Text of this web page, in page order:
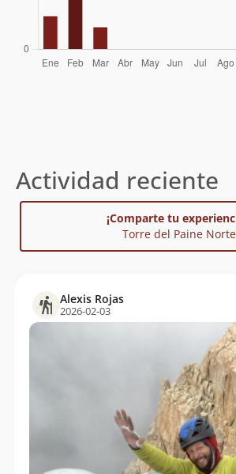
Actividad reciente
¡Comparte tu
Torre del Paine Norte
Alexis Rojas
2026-02-03